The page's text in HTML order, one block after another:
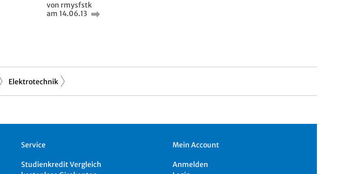
von rmysfstk
am 14.06.13
Elektrotechnik
Service
Studienkredit Vergleich
Mein Account
Anmelden